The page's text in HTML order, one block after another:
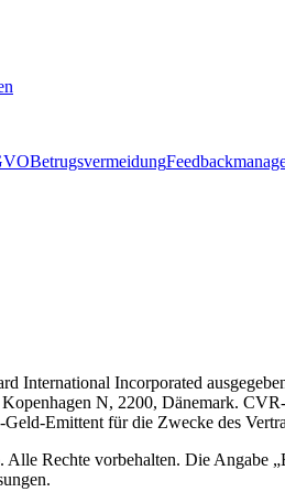
Betrugsvermeidung
International Incorporated
N, 2200, Dänemark.
Emittent für die Zwecke des
Rechte vorbehalten. Die Angabe